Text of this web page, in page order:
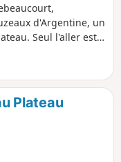
d'Argentine, un
Seul l'aller est
d'autres sentiers
près ou, un peu
d'Argentine.
Plateau